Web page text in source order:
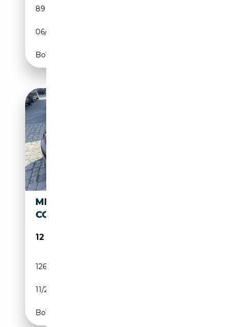
89 500 km
06/2012
Boîte automatique
MINI JOHN COOPER WORKS
COUPE MINI R56/R58 JCW
12 500€
126 022 km
11/2011
Boîte manuelle